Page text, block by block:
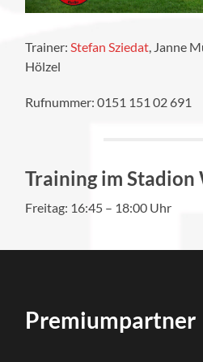
Trainer: Stefan Sziedat , Janne
Hölzel
Rufnummer: 0151 151 02 691
Training im Stadion
Freitag: 16:45 – 18:00 Uhr
Premiumpartner